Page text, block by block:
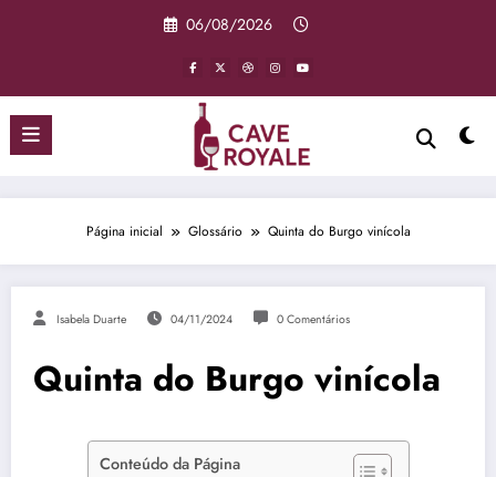
06/08/2026
Página inicial Glossário Quinta do Burgo vinícola
Isabela Duarte 04/11/2024 0 Comentários
Quinta do Burgo vinícola
Conteúdo da Página